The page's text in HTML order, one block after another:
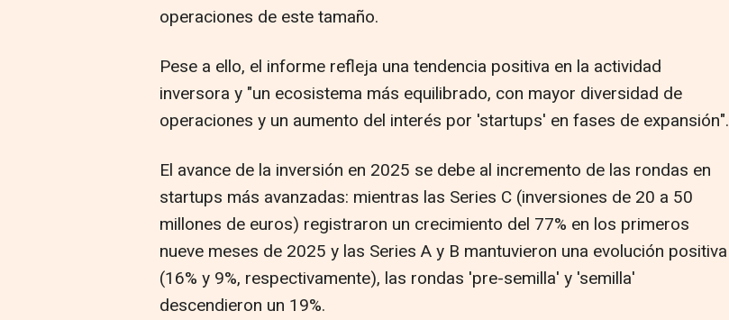
operaciones de este tamaño.
Pese a ello, el informe refleja una tendencia positiva en la actividad
inversora y "un ecosistema más equilibrado, con mayor diversidad de
operaciones y un aumento del interés por 'startups' en fases de expansión".
El avance de la inversión en 2025 se debe al incremento de las rondas en
startups más avanzadas: mientras las Series C (inversiones de 20 a 50
millones de euros) registraron un crecimiento del 77% en los primeros
nueve meses de 2025 y las Series A y B mantuvieron una evolución positiva
(16% y 9%, respectivamente), las rondas 'pre-semilla' y 'semilla'
descendieron un 19%.